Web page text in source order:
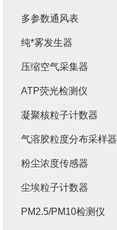
多参数通风表
纯*雾发生器
压缩空气采集器
ATP荧光检测仪
凝聚核粒子计数器
气溶胶粒度分布采样器
粉尘浓度传感器
尘埃粒子计数器
PM2.5/PM10检测仪